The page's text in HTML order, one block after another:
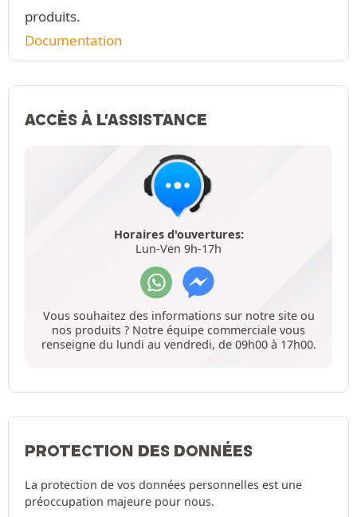
produits.
Documentation
ACCÈS À L'ASSISTANCE
Horaires d'ouvertures:
Lun-Ven 9h-17h
Vous souhaitez des informations sur notre site ou
nos produits ? Notre équipe commerciale vous
renseigne du lundi au vendredi, de 09h00 à 17h00.
PROTECTION DES DONNÉES
La protection de vos données personnelles est une
préoccupation majeure pour nous.